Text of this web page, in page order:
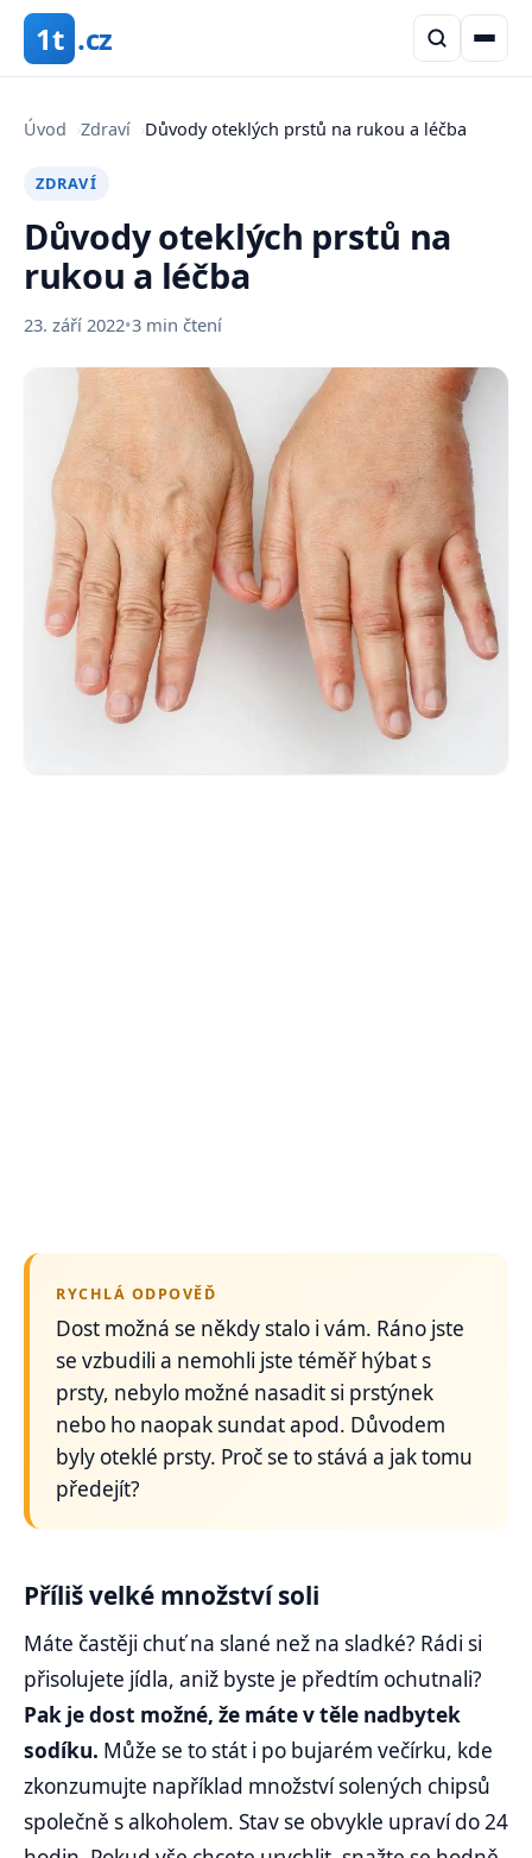
1t .cz
Úvod ›Zdraví ›Důvody oteklých prstů na rukou a léčba
ZDRAVÍ
Důvody oteklých prstů na
rukou a léčba
23. září 2022•3 min čtení
RYCHLÁ ODPOVĚĎ
Dost možná se někdy stalo i vám. Ráno jste
se vzbudili a nemohli jste téměř hýbat s
prsty, nebylo možné nasadit si prstýnek
nebo ho naopak sundat apod. Důvodem
byly oteklé prsty. Proč se to stává a jak tomu
předejít?
Příliš velké množství soli
Máte častěji chuť na slané než na sladké? Rádi si
přisolujete jídla, aniž byste je předtím ochutnali?
Pak je dost možné, že máte v těle nadbytek
sodíku. Může se to stát i po bujarém večírku, kde
zkonzumujte například množství solených chipsů
společně s alkoholem. Stav se obvykle upraví do 24